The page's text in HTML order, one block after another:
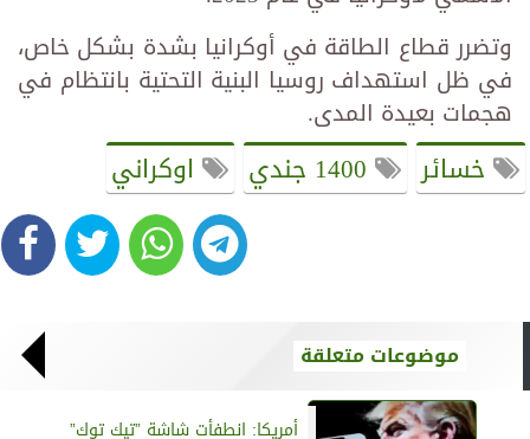
وتضرر قطاع الطاقة في أوكرانيا بشدة بشكل خاص،
في ظل استهداف روسيا البنية التحتية بانتظام في
هجمات بعيدة المدى.
خسائر اوكراني
موضوعات متعلقة
أمريكا: انطفأت شاشة ”تيك توك”